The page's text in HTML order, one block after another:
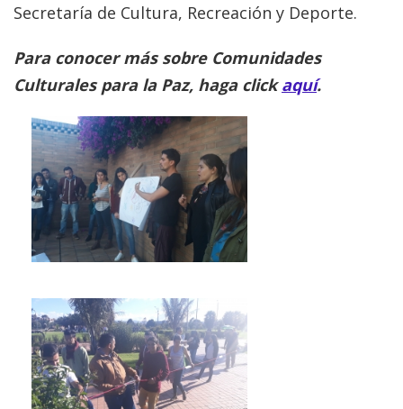
Secretaría de Cultura, Recreación y Deporte.
Para conocer más sobre Comunidades
Culturales para la Paz, haga clickaquí.